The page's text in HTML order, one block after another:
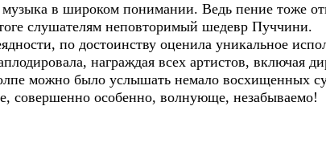
в широком понимании. Ведь пение тоже
слушателям неповторимый шедевр Пуччини.
по достоинству оценила уникальное
награждая всех артистов, включая
можно было услышать немало восхищенных
совершенно особенно, волнующе, незабываемо!